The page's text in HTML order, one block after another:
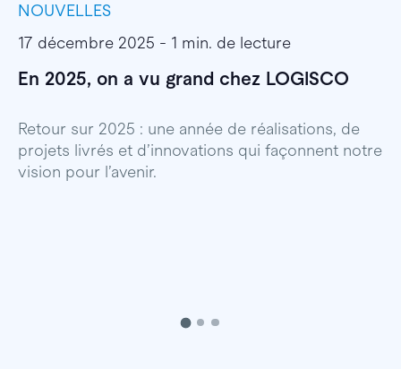
NOUVELLES
17 décembre 2025 - 1 min. de lecture
En 2025, on a vu grand chez LOGISCO
Retour sur 2025 : une année de réalisations, de
projets livrés et d’innovations qui façonnent notre
vision pour l’avenir.